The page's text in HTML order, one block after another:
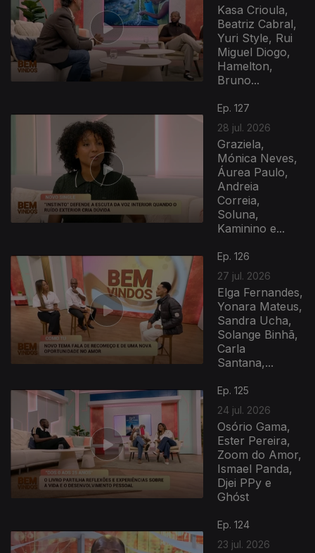
Kasa Crioula,
Beatriz Cabral,
Yuri Style, Rui
Miguel Diogo,
Hamelton,
Bruno...
Ep. 127
28 jul. 2026
Graziela,
Mónica Neves,
Áurea Paulo,
Andreia
Correia,
Soluna,
Kaminino e...
Ep. 126
27 jul. 2026
Elga Fernandes,
Yonara Mateus,
Sandra Ucha,
Solange Binhã,
Carla
Santana,...
Ep. 125
24 jul. 2026
Osório Gama,
Ester Pereira,
Zoom do Amor,
Ismael Panda,
Djei PPy e
Ghóst
Ep. 124
23 jul. 2026